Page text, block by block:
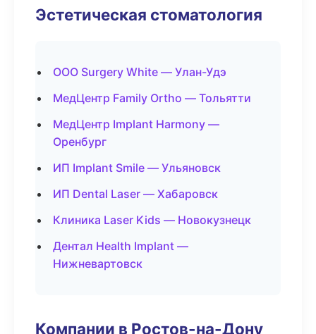
Эстетическая стоматология
ООО Surgery White — Улан-Удэ
МедЦентр Family Ortho — Тольятти
МедЦентр Implant Harmony —
Оренбург
ИП Implant Smile — Ульяновск
ИП Dental Laser — Хабаровск
Клиника Laser Kids — Новокузнецк
Дентал Health Implant —
Нижневартовск
Компании в Ростов-на-Дону